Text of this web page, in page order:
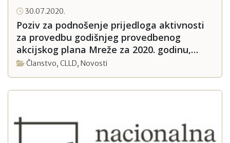
30.07.2020.
Poziv za podnošenje prijedloga aktivnosti
za provedbu godišnjeg provedbenog
akcijskog plana Mreže za 2020. godinu,
prijave od 4. kolovoza
Članstvo, CLLD, Novosti